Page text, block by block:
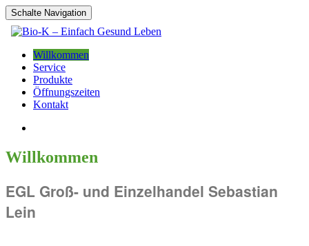
Schalte Navigation
Willkommen
Service
Produkte
Öffnungszeiten
Kontakt
Willkommen
EGL Groß- und Einzelhandel Sebastian
Lein